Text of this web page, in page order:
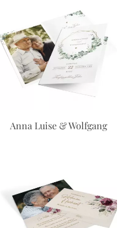
Anna Luise & Wolfgang